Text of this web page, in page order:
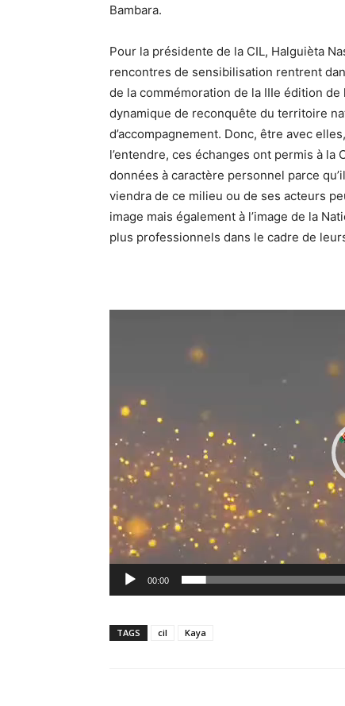
Bambara.
Pour la présidente de la CIL, Halguièta
rencontres de sensibilisation rentrent
de la commémoration de la IIIe édition
dynamique de reconquête du territoire
d’accompagnement. Donc, être avec
l’entendre, ces échanges ont permis à
données à caractère personnel parce
viendra de ce milieu ou de ses acteurs
image mais également à l’image de la
plus professionnels dans le cadre de
00:00
TAGS cil Kaya